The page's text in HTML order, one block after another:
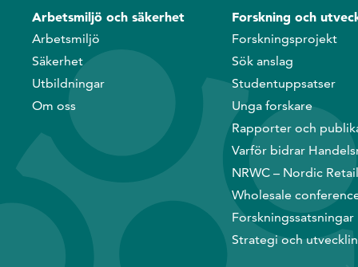
Arbetsmiljö och säkerhet
Arbetsmiljö
Säkerhet
Utbildningar
Om oss
Forskning och
Forskningsprojekt
Sök anslag
Studentuppsatser
Unga forskare
Rapporter och
Varför bidrar
NRWC – Nordic
Wholesale
Forskningssatsningar
Strategi och